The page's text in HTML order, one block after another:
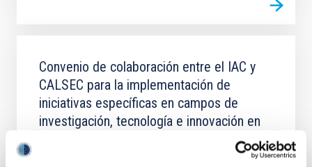
Convenio de colaboración entre el IAC y
CALSEC para la implementación de
iniciativas específicas en campos de
investigación, tecnología e innovación en
el sector de spectroscopía de Rayos